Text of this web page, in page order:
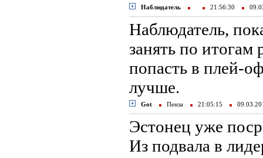
Наблюдатель 21:56:30
Наблюдатель,
занять по
попасть в плей-
лучше.
Got Пенза 21:05:15
Эстонец уже
Из подвала в